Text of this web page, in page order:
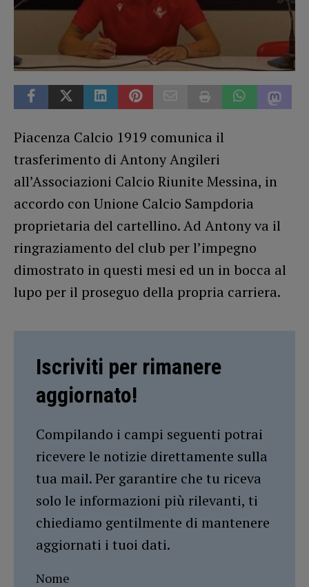
Piacenza Calcio 1919 comunica il
trasferimento di Antony Angileri
all’Associazioni Calcio Riunite Messina, in
accordo con Unione Calcio Sampdoria
proprietaria del cartellino. Ad Antony va il
ringraziamento del club per l’impegno
dimostrato in questi mesi ed un in bocca al
lupo per il proseguo della propria carriera.
Iscriviti per rimanere
aggiornato!
Compilando i campi seguenti potrai
ricevere le notizie direttamente sulla
tua mail. Per garantire che tu riceva
solo le informazioni più rilevanti, ti
chiediamo gentilmente di mantenere
aggiornati i tuoi dati.
Nome